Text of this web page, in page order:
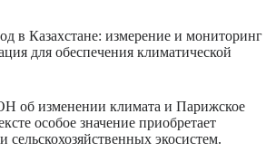
в Казахстане: измерение и мониторинг
для обеспечения климатической
об изменении климата и Парижское
особое значение приобретает
экосистем.